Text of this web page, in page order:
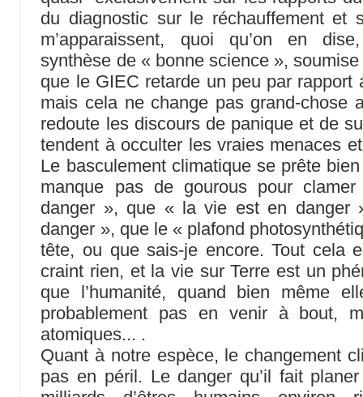
du diagnostic sur le réchauffement et
m’apparaissent, quoi qu’on en
synthèse de « bonne science »,
que le GIEC retarde un peu par rapport
mais cela ne change pas grand-chose
redoute les discours de panique et de
tendent à occulter les vraies menaces
Le basculement climatique se prête
manque pas de gourous pour
danger », que « la vie est en danger
danger », que le « plafond
tête, ou que sais-je encore. Tout cela
craint rien, et la vie sur Terre est un
que l’humanité, quand bien même
probablement pas en venir à bout,
atomiques... .
Quant à notre espèce, le changement
pas en péril. Le danger qu’il fait